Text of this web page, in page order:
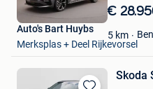
in
Mijn
Favorieten
€
5 km
Auto's Bart Huybs
Merksplas + Deel Rijkevorsel
Skoda